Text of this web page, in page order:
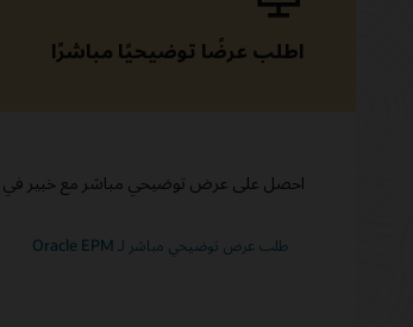
اطلب عرضًا توضيحيًا مباشر‬‏‫ًا
احصل على عرض توضيحي مباشر مع خبير في Oracle Cloud EPM.
طلب عرض توضيحي مباشر لـ Oracle EPM